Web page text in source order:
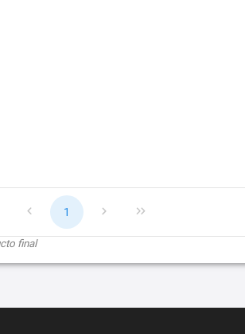
1
final